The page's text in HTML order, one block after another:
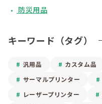
防災用品
キーワード（タグ）
汎用品 カスタム品
サーマルプリンター
レーザープリンター